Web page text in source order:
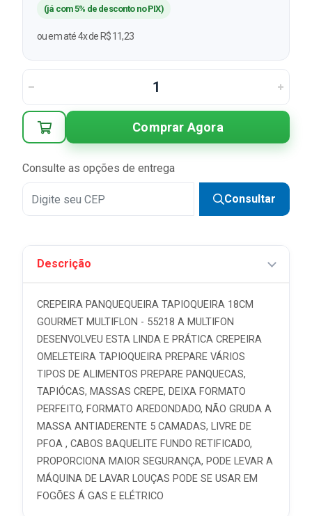
(já com 5% de desconto no PIX)
ou em até 4x de R$ 11,23
Comprar Agora
Consulte as opções de entrega
Consultar
Descrição
CREPEIRA PANQUEQUEIRA TAPIOQUEIRA 18CM
GOURMET MULTIFLON - 55218 A MULTIFON
DESENVOLVEU ESTA LINDA E PRÁTICA CREPEIRA
OMELETEIRA TAPIOQUEIRA PREPARE VÁRIOS
TIPOS DE ALIMENTOS PREPARE PANQUECAS,
TAPIÓCAS, MASSAS CREPE, DEIXA FORMATO
PERFEITO, FORMATO AREDONDADO, NÃO GRUDA A
MASSA ANTIADERENTE 5 CAMADAS, LIVRE DE
PFOA , CABOS BAQUELITE FUNDO RETIFICADO,
PROPORCIONA MAIOR SEGURANÇA, PODE LEVAR A
MÁQUINA DE LAVAR LOUÇAS PODE SE USAR EM
FOGÕES Á GAS E ELÉTRICO